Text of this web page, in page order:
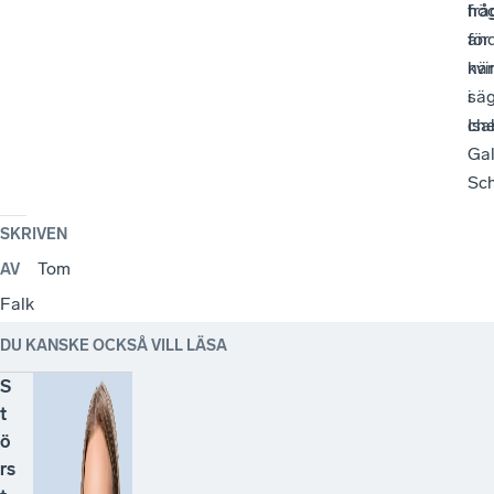
i
för
SKRIVEN
AV
Tom
Falk
DU KANSKE OCKSÅ VILL LÄSA
S
t
ö
rs